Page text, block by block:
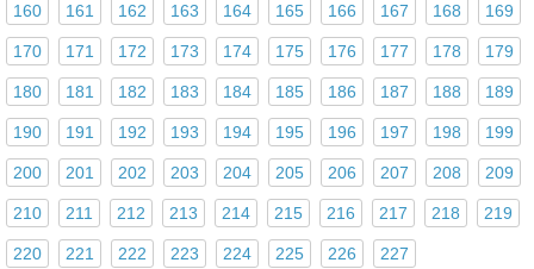
160 161 162 163 164 165 166 167 168 169
170 171 172 173 174 175 176 177 178 179
180 181 182 183 184 185 186 187 188 189
190 191 192 193 194 195 196 197 198 199
200 201 202 203 204 205 206 207 208 209
210 211 212 213 214 215 216 217 218 219
220 221 222 223 224 225 226 227